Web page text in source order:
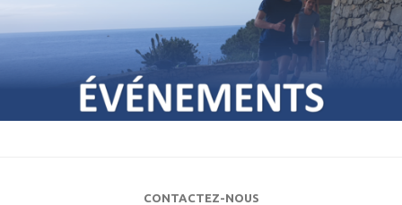
CONTACTEZ-NOUS